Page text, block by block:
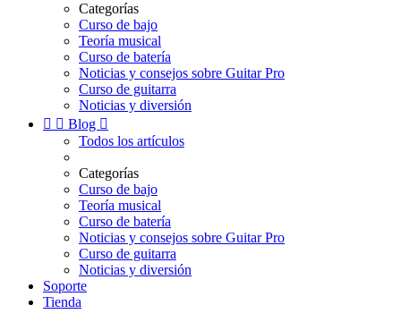
Categorías
Curso de bajo
Teoría musical
Curso de batería
Noticias y consejos sobre Guitar Pro
Curso de guitarra
Noticias y diversión
  Blog 
Todos los artículos
Categorías
Curso de bajo
Teoría musical
Curso de batería
Noticias y consejos sobre Guitar Pro
Curso de guitarra
Noticias y diversión
Soporte
Tienda